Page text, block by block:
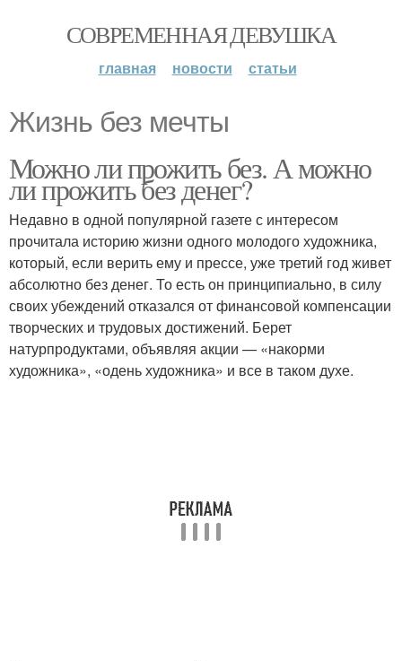
СОВРЕМЕННАЯ ДЕВУШКА
главная новости статьи
Жизнь без мечты
Можно ли прожить без. А можно
ли прожить без денег?
Недавно в одной популярной газете с интересом
прочитала историю жизни одного молодого художника,
который, если верить ему и прессе, уже третий год живет
абсолютно без денег. То есть он принципиально, в силу
своих убеждений отказался от финансовой компенсации
творческих и трудовых достижений. Берет
натурпродуктами, объявляя акции — «накорми
художника», «одень художника» и все в таком духе.